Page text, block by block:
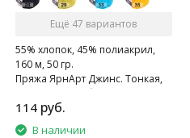
Ещё 47 вариантов
55% хлопок, 45% полиакрил,
160 м, 50 гр.
Пряжа ЯрнАрт Джинс. Тонкая,
мягкая, слегка бархатистая
нитка. Очень приятная на
ощупь.
114 руб.
В наличии